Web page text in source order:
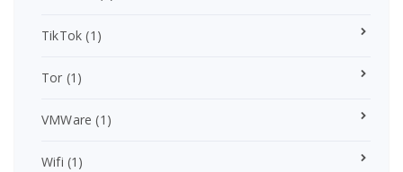
TikTok (1)
Tor (1)
VMWare (1)
Wifi (1)